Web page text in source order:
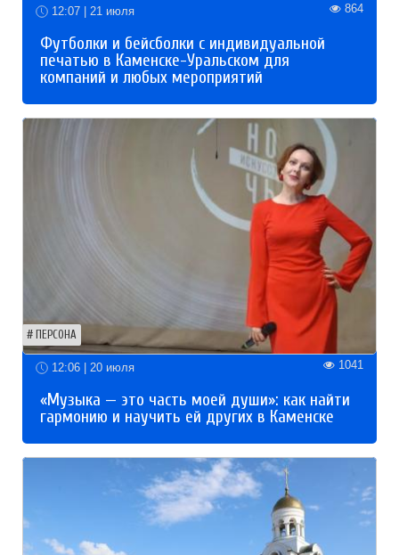
12:07 | 21 июля 864
Футболки и бейсболки с индивидуальной
печатью в Каменске-Уральском для
компаний и любых мероприятий
ПЕРСОНА
12:06 | 20 июля 1041
«Музыка — это часть моей души»: как найти
гармонию и научить ей других в Каменске